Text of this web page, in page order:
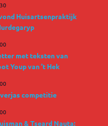
Huisartsenpraktijk
met teksten van
Youp van ’t Hek
competitie
& Tseard Nauta: